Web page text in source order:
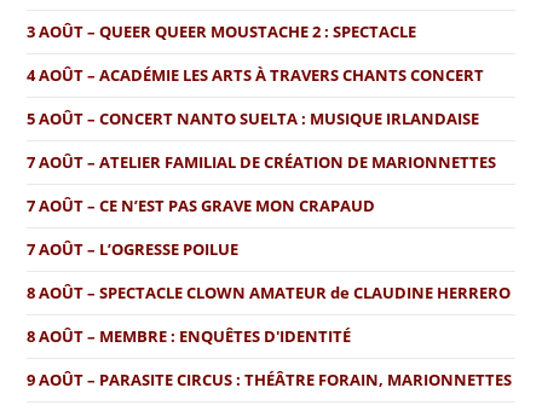
3 AOÛT – QUEER QUEER MOUSTACHE 2 : SPECTACLE
4 AOÛT – ACADÉMIE LES ARTS À TRAVERS CHANTS CONCERT
5 AOÛT – CONCERT NANTO SUELTA : MUSIQUE IRLANDAISE
7 AOÛT – ATELIER FAMILIAL DE CRÉATION DE MARIONNETTES
7 AOÛT – CE N’EST PAS GRAVE MON CRAPAUD
7 AOÛT – L’OGRESSE POILUE
8 AOÛT – SPECTACLE CLOWN AMATEUR de CLAUDINE HERRERO
8 AOÛT – MEMBRE : ENQUÊTES D'IDENTITÉ
9 AOÛT – PARASITE CIRCUS : THÉÂTRE FORAIN, MARIONNETTES